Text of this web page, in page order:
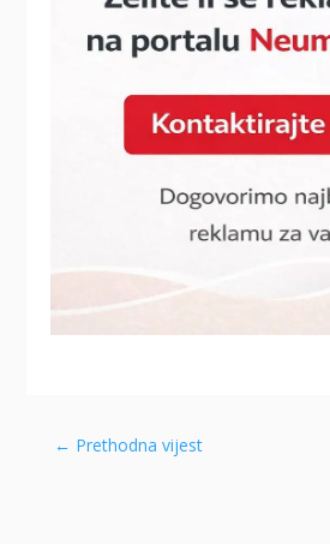
← Prethodna vijest